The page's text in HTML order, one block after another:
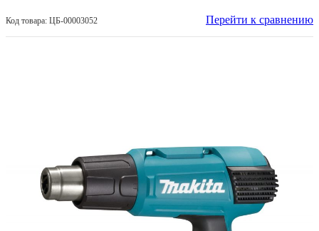
Код товара: ЦБ-00003052 Перейти к сравнению